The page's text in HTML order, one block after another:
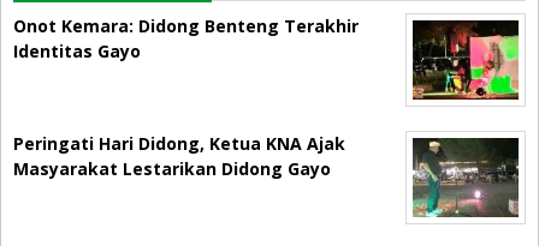
Onot Kemara: Didong Benteng Terakhir
Identitas Gayo
Peringati Hari Didong, Ketua KNA Ajak
Masyarakat Lestarikan Didong Gayo